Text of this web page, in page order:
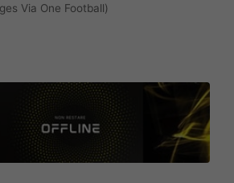
Via One Football)